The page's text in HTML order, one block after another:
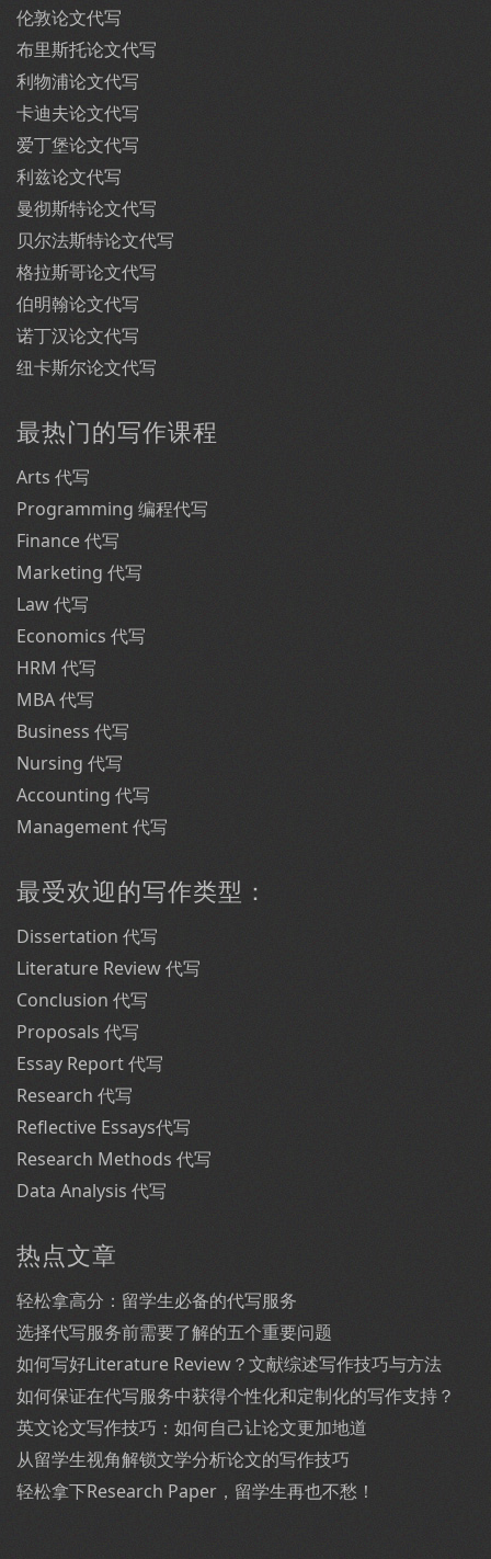
伦敦论文代写
布里斯托论文代写
利物浦论文代写
卡迪夫论文代写
爱丁堡论文代写
利兹论文代写
曼彻斯特论文代写
贝尔法斯特论文代写
格拉斯哥论文代写
伯明翰论文代写
诺丁汉论文代写
纽卡斯尔论文代写
最热门的写作课程
Arts 代写
Programming 编程代写
Finance 代写
Marketing 代写
Law 代写
Economics 代写
HRM 代写
MBA 代写
Business 代写
Nursing 代写
Accounting 代写
Management 代写
最受欢迎的写作类型：
Dissertation 代写
Literature Review 代写
Conclusion 代写
Proposals 代写
Essay Report 代写
Research 代写
Reflective Essays代写
Research Methods 代写
Data Analysis 代写
热点文章
轻松拿高分：留学生必备的代写服务
选择代写服务前需要了解的五个重要问题
如何写好Literature Review？文献综述写作技巧与方法
如何保证在代写服务中获得个性化和定制化的写作支持？
英文论文写作技巧：如何自己让论文更加地道
从留学生视角解锁文学分析论文的写作技巧
轻松拿下Research Paper，留学生再也不愁！